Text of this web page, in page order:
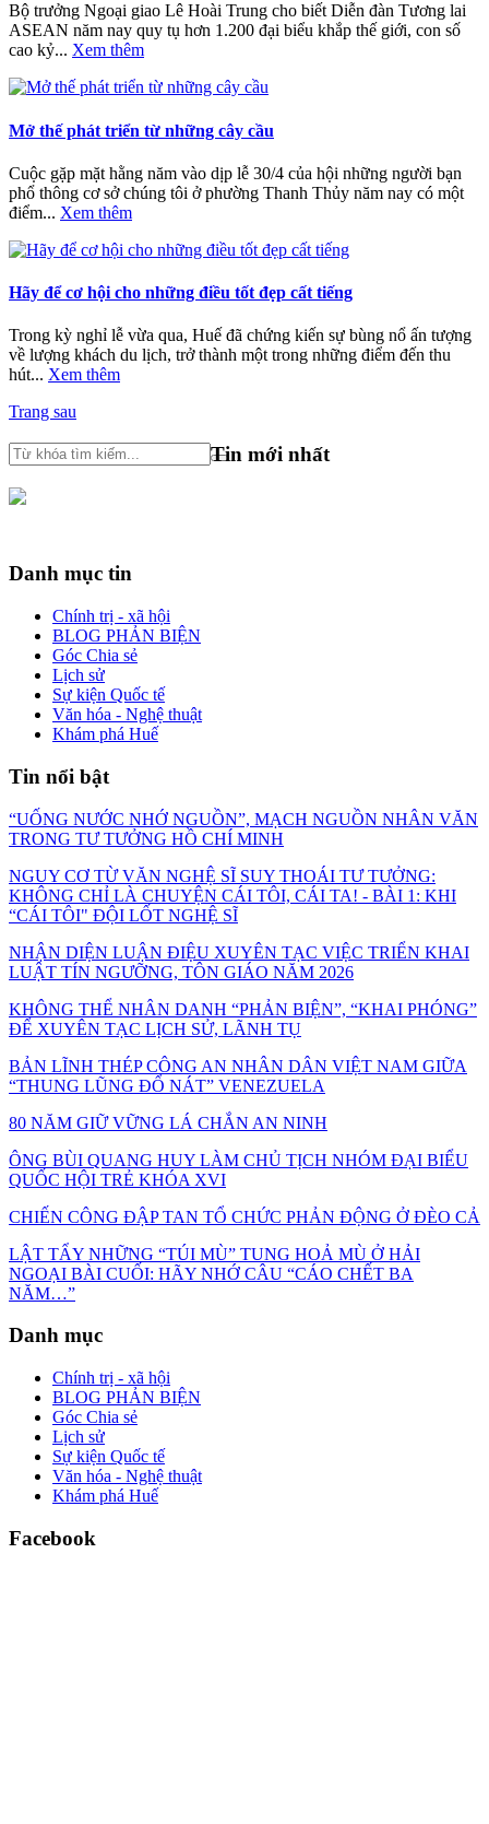
Bộ trưởng Ngoại giao Lê Hoài Trung cho biết Diễn đàn Tương lai
ASEAN năm nay quy tụ hơn 1.200 đại biểu khắp thế giới, con số
cao kỷ... Xem thêm
Mở thế phát triển từ những cây cầu
Cuộc gặp mặt hằng năm vào dịp lễ 30/4 của hội những người bạn
phổ thông cơ sở chúng tôi ở phường Thanh Thủy năm nay có một
điểm... Xem thêm
Hãy để cơ hội cho những điều tốt đẹp cất tiếng
Trong kỳ nghỉ lễ vừa qua, Huế đã chứng kiến sự bùng nổ ấn tượng
về lượng khách du lịch, trở thành một trong những điểm đến thu
hút... Xem thêm
Trang sau
Tin mới nhất
Danh mục tin
Chính trị - xã hội
BLOG PHẢN BIỆN
Góc Chia sẻ
Lịch sử
Sự kiện Quốc tế
Văn hóa - Nghệ thuật
Khám phá Huế
Tin nổi bật
“UỐNG NƯỚC NHỚ NGUỒN”, MẠCH NGUỒN NHÂN VĂN
TRONG TƯ TƯỞNG HỒ CHÍ MINH
NGUY CƠ TỪ VĂN NGHỆ SĨ SUY THOÁI TƯ TƯỞNG:
KHÔNG CHỈ LÀ CHUYỆN CÁI TÔI, CÁI TA! - BÀI 1: KHI
“CÁI TÔI" ĐỘI LỐT NGHỆ SĨ
NHẬN DIỆN LUẬN ĐIỆU XUYÊN TẠC VIỆC TRIỂN KHAI
LUẬT TÍN NGƯỠNG, TÔN GIÁO NĂM 2026
KHÔNG THỂ NHÂN DANH “PHẢN BIỆN”, “KHAI PHÓNG”
ĐỂ XUYÊN TẠC LỊCH SỬ, LÃNH TỤ
BẢN LĨNH THÉP CÔNG AN NHÂN DÂN VIỆT NAM GIỮA
“THUNG LŨNG ĐỔ NÁT” VENEZUELA
80 NĂM GIỮ VỮNG LÁ CHẮN AN NINH
ÔNG BÙI QUANG HUY LÀM CHỦ TỊCH NHÓM ĐẠI BIỂU
QUỐC HỘI TRẺ KHÓA XVI
CHIẾN CÔNG ĐẬP TAN TỔ CHỨC PHẢN ĐỘNG Ở ĐÈO CẢ
LẬT TẨY NHỮNG “TÚI MÙ” TUNG HOẢ MÙ Ở HẢI
NGOẠI BÀI CUỐI: HÃY NHỚ CÂU “CÁO CHẾT BA
NĂM…”
Danh mục
Chính trị - xã hội
BLOG PHẢN BIỆN
Góc Chia sẻ
Lịch sử
Sự kiện Quốc tế
Văn hóa - Nghệ thuật
Khám phá Huế
Facebook